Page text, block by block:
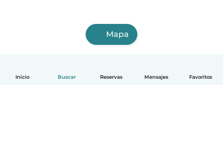
Inicio Buscar Reservas Mensajes Favoritos
Mapa